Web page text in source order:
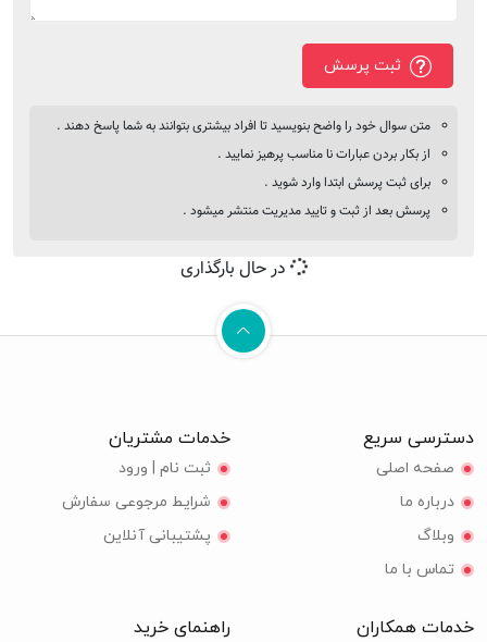
متن سوال خود را واضح بنویسید تا افراد بیشتری بتوانند به شما پاسخ دهند .
از بکار بردن عبارات نا مناسب پرهیز نمایید .
برای ثبت پرسش ابتدا وارد شوید .
پرسش بعد از ثبت و تایید مدیریت منتشر میشود .
در حال بارگذاری
دسترسی سریع
صفحه اصلی
درباره ما
وبلاگ
تماس با ما
خدمات مشتریان
ثبت نام | ورود
شرایط مرجوعی سفارش
پشتیبانی آنلاین
خدمات همکاران راهنمای خرید